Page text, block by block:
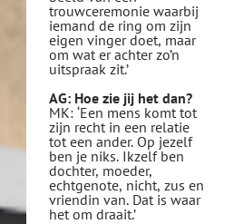
trouwceremonie waarbij
iemand de ring om zijn
eigen vinger doet, maar
om wat er achter zo’n
uitspraak zit.’
AG: Hoe zie jij het dan?
MK: ‘Een mens komt tot
zijn recht in een relatie
tot een ander. Op jezelf
ben je niks. Ikzelf ben
dochter, moeder,
echtgenote, nicht, zus en
vriendin van. Dat is waar
het om draait.’